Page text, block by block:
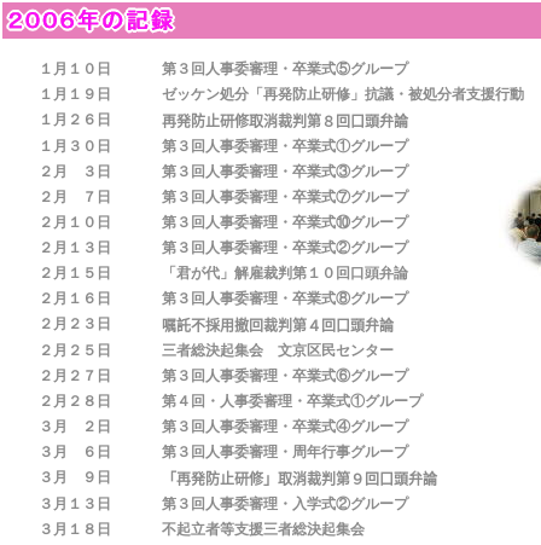
１月１０日
第３回人事委審理・卒業式⑤グループ
１月１９日
ゼッケン処分「再発防止研修」抗議・被処分者支援行動
１月２６日
再発防止研修取消裁判第８回口頭弁論
１月３０日
第３回人事委審理・卒業式①グループ
２月 ３日
第３回人事委審理・卒業式③グループ
２月 ７日
第３回人事委審理・卒業式⑦グループ
２月１０日
第３回人事委審理・卒業式⑩グループ
２月１３日
第３回人事委審理・卒業式②グループ
２月１５日
「君が代」解雇裁判第１０回口頭弁論
２月１６日
第３回人事委審理・卒業式⑧グループ
２月２３日
嘱託不採用撤回裁判第４回口頭弁論
２月２５日
三者総決起集会 文京区民センター
２月２７日
第３回人事委審理・卒業式⑥グループ
２月２８日
第４回・人事委審理・卒業式①グループ
３月 ２日
第３回人事委審理・卒業式④グループ
３月 ６日
第３回人事委審理・周年行事グループ
３月 ９日
「再発防止研修」取消裁判第９回口頭弁論
３月１３日
第３回人事委審理・入学式②グループ
３月１８日
不起立者等支援三者総決起集会